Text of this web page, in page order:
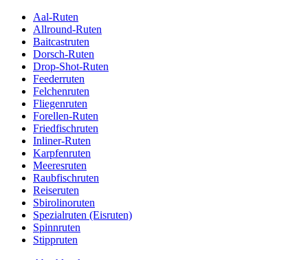
Aal-Ruten
Allround-Ruten
Baitcastruten
Dorsch-Ruten
Drop-Shot-Ruten
Feederruten
Felchenruten
Fliegenruten
Forellen-Ruten
Friedfischruten
Inliner-Ruten
Karpfenruten
Meeresruten
Raubfischruten
Reiseruten
Sbirolinoruten
Spezialruten (Eisruten)
Spinnruten
Stippruten